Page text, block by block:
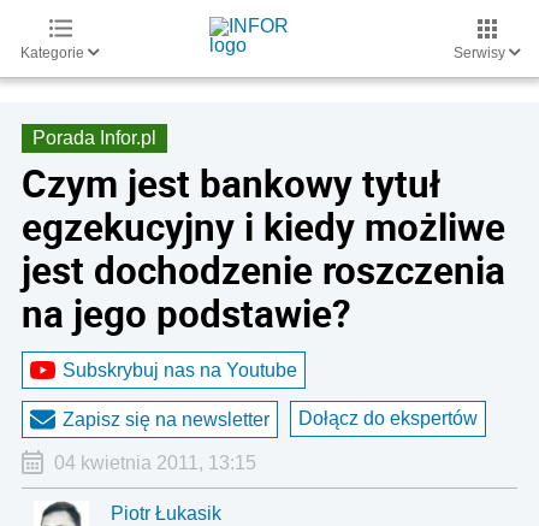
Kategorie Serwisy
Porada Infor.pl
Czym jest bankowy tytuł
egzekucyjny i kiedy możliwe
jest dochodzenie roszczenia
na jego podstawie?
Subskrybuj nas na Youtube
Zapisz się na newsletter Dołącz do ekspertów
04 kwietnia 2011, 13:15
Piotr Łukasik